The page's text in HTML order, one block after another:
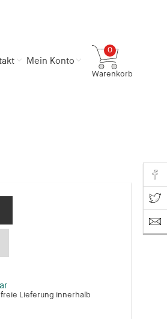
Mein Konto
0
Warenkorb
Lieferung innerhalb
Share
Share on